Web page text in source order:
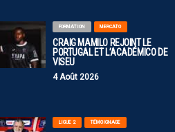
FORMATION MERCATO
CRAIG MAMILO REJOINT LE
PORTUGAL ET L’ACADÉMICO DE
VISEU
4 Août 2026
LIGUE 2 TÉMOIGNAGE